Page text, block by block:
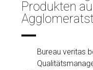
Produkten
Bureau veritas